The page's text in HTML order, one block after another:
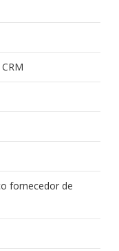
fornecedor de